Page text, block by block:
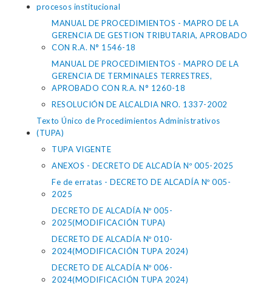
procesos institucional
MANUAL DE PROCEDIMIENTOS - MAPRO DE LA
GERENCIA DE GESTION TRIBUTARIA, APROBADO
CON R.A. N° 1546-18
MANUAL DE PROCEDIMIENTOS - MAPRO DE LA
GERENCIA DE TERMINALES TERRESTRES,
APROBADO CON R.A. N° 1260-18
RESOLUCIÓN DE ALCALDIA NRO. 1337-2002
Texto Único de Procedimientos Administrativos
(TUPA)
TUPA VIGENTE
ANEXOS - DECRETO DE ALCADÍA Nº 005-2025
Fe de erratas - DECRETO DE ALCADÍA Nº 005-
2025
DECRETO DE ALCADÍA Nº 005-
2025(MODIFICACIÓN TUPA)
DECRETO DE ALCADÍA Nº 010-
2024(MODIFICACIÓN TUPA 2024)
DECRETO DE ALCADÍA Nº 006-
2024(MODIFICACIÓN TUPA 2024)